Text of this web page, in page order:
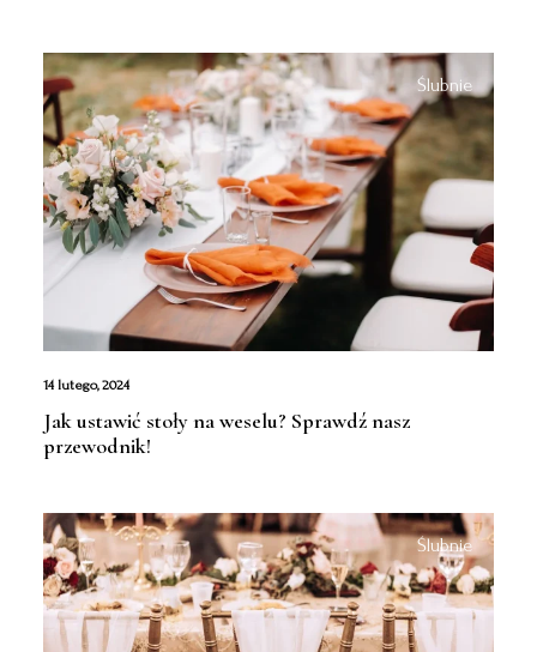
Ślubnie
14 lutego, 2024
Jak ustawić stoły na weselu? Sprawdź nasz
przewodnik!
Ślubnie